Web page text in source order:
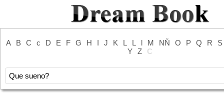
A B C c D E F G H I J K L L l M NŇ O P Q R
S
Y Z С